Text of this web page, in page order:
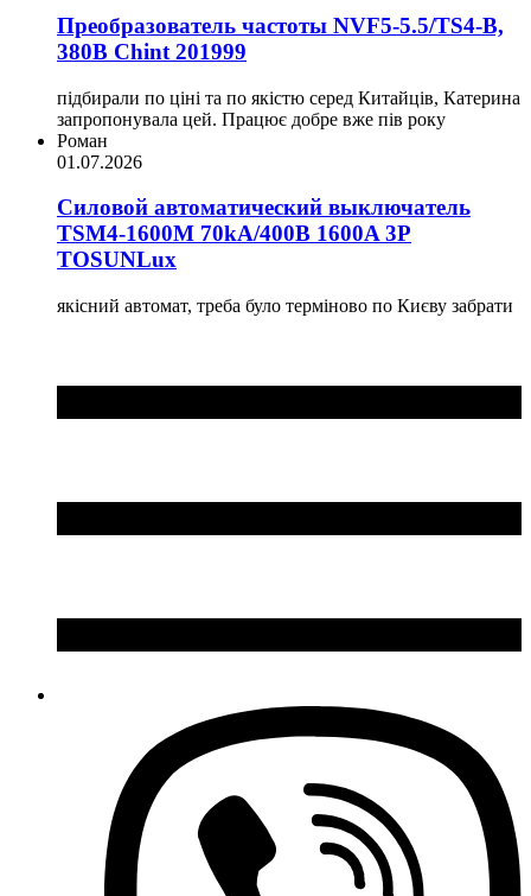
Преобразователь частоты NVF5-5.5/TS4-B,
380В Chint 201999
підбирали по ціні та по якістю серед Китайців, Катерина
запропонувала цей. Працює добре вже пів року
Роман
01.07.2026
Силовой автоматический выключатель
TSM4-1600M 70kA/400B 1600A 3P
TOSUNLux
якісний автомат, треба було терміново по Києву забрати